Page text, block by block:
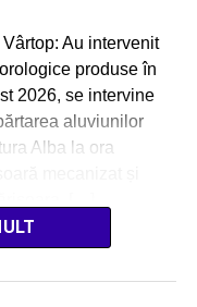
Au intervenit
produse în
2026, se intervine
aluviunilor
Alba la ora